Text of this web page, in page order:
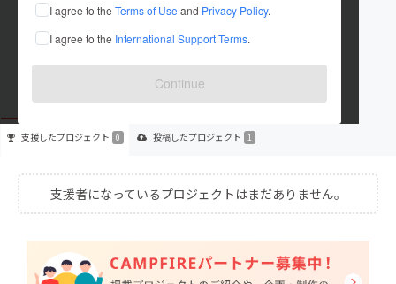
I agree to the Terms of Use and Privacy Policy.
I agree to the International Support Terms.
Continue
これまでに1件のプロジェクトを投稿しています
在住国：未設定
出身国：未設定
支援したプロジェクト 0 投稿したプロジェクト 1
支援者になっているプロジェクトはまだありません。